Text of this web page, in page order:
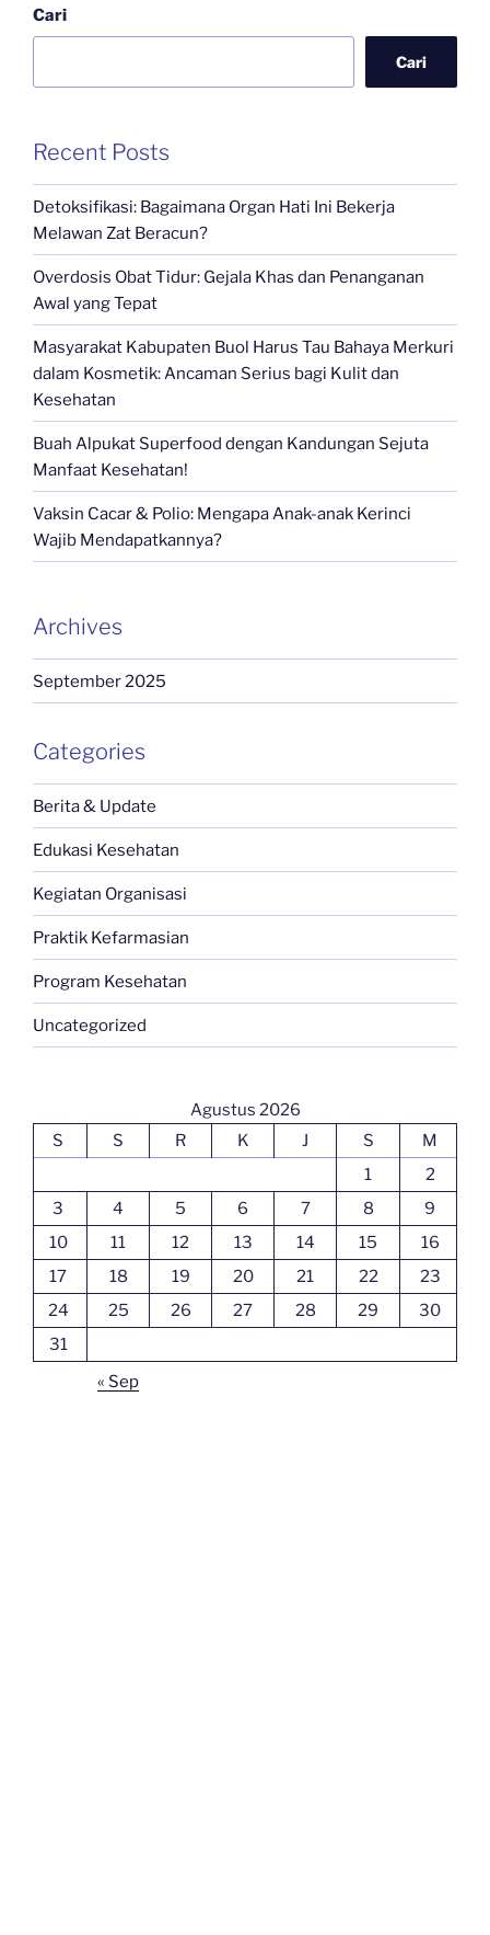
Cari
Cari
Recent Posts
Detoksifikasi: Bagaimana Organ Hati Ini Bekerja
Melawan Zat Beracun?
Overdosis Obat Tidur: Gejala Khas dan Penanganan
Awal yang Tepat
Masyarakat Kabupaten Buol Harus Tau Bahaya Merkuri
dalam Kosmetik: Ancaman Serius bagi Kulit dan
Kesehatan
Buah Alpukat Superfood dengan Kandungan Sejuta
Manfaat Kesehatan!
Vaksin Cacar & Polio: Mengapa Anak-anak Kerinci
Wajib Mendapatkannya?
Archives
September 2025
Categories
Berita & Update
Edukasi Kesehatan
Kegiatan Organisasi
Praktik Kefarmasian
Program Kesehatan
Uncategorized
Agustus 2026
S
S R K J S
M
1
2
3
4 5 6 7 8
9
10
11 12 13 14 15
16
17
18 19 20 21 22
23
24
25 26 27 28 29
30
31
« Sep